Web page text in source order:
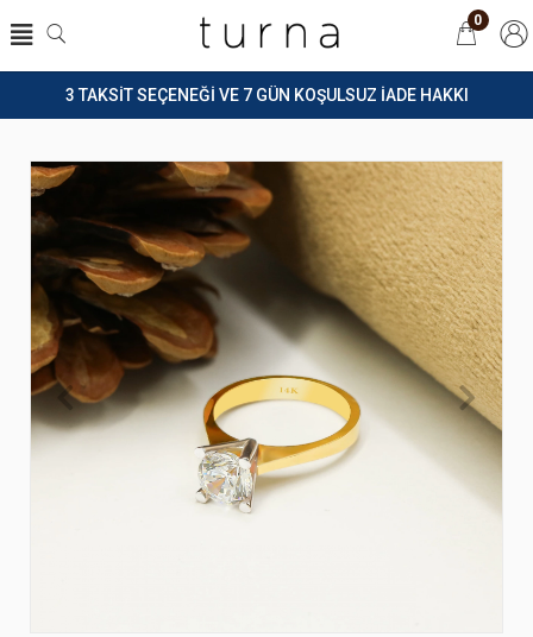
3 TAKSİT SEÇENEĞİ VE 7 GÜN KOŞULSUZ İADE HAKKI
0